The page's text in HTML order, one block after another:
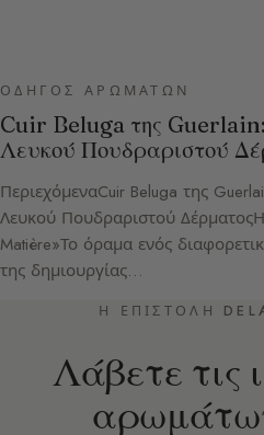
ΟΔΗΓΌΣ ΑΡΩΜΆΤΩΝ
Cuir Beluga της
Λευκού Πουδραριστού
ΠεριεχόμεναCuir Beluga της
Λευκού Πουδραριστού ΔέρματοςΗ
Matière»Το όραμα ενός
της δημιουργίας…
Η ΕΠΙΣΤΟΛΉ
Λάβετε τις